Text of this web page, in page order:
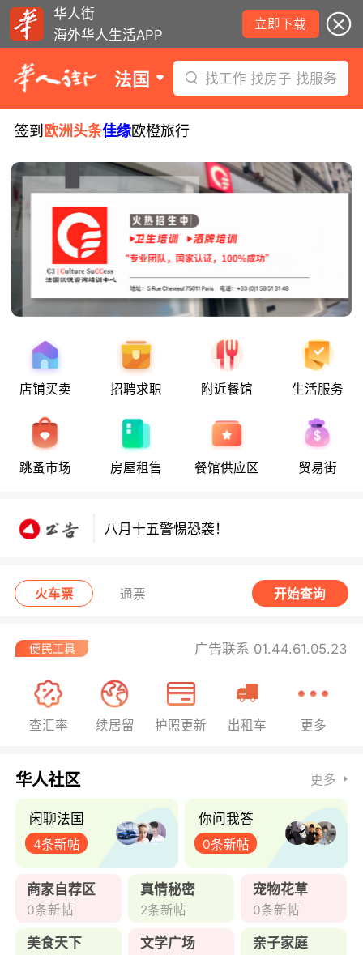
华人街
海外华人生活APP
立即下载
法国 找工作 找房子 找服务
签到 欧洲头条佳缘欧橙旅行
店铺买卖 招聘求职 附近餐馆 生活服务
跳蚤市场 房屋租售 餐馆供应区 贸易街
八月十五警惕恐袭！
八月十五警惕恐袭！
火车票 通票 开始查询
广告联系 01.44.61.05.23
查汇率 续居留 护照更新 出租车 更多
华人社区 更多
闲聊法国
4条新帖
你问我答
0条新帖
商家自荐区
0条新帖
真情秘密
2条新帖
宠物花草
0条新帖
美食天下 文学广场 亲子家庭